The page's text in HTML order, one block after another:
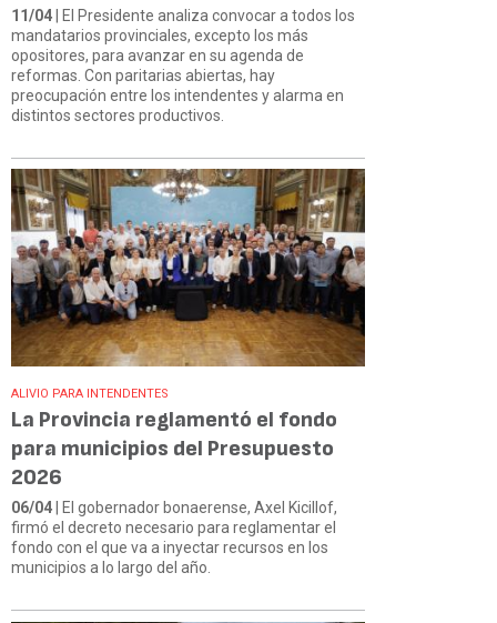
11/04 | El Presidente analiza convocar a todos los
mandatarios provinciales, excepto los más
opositores, para avanzar en su agenda de
reformas. Con paritarias abiertas, hay
preocupación entre los intendentes y alarma en
distintos sectores productivos.
ALIVIO PARA INTENDENTES
La Provincia reglamentó el fondo
para municipios del Presupuesto
2026
06/04 | El gobernador bonaerense, Axel Kicillof,
firmó el decreto necesario para reglamentar el
fondo con el que va a inyectar recursos en los
municipios a lo largo del año.